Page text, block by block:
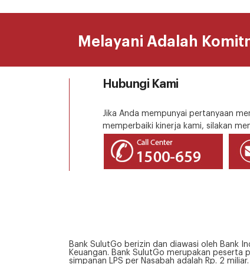
Melayani Adalah
Hubungi Kami
Jika Anda mempunyai pertanyaan
memperbaiki kinerja kami, silakan
Bank SulutGo berizin dan diawasi oleh Bank
Keuangan. Bank SulutGo merupakan peserta
simpanan LPS per Nasabah adalah Rp. 2